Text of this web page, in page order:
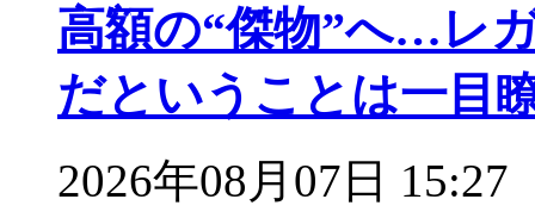
高額の“傑物”へ…レ
だということは一目
2026年08月07日 15:27